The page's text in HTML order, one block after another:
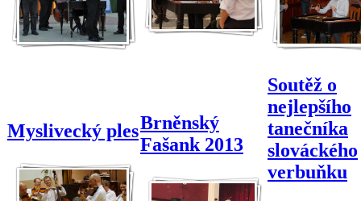
Myslivecký plesBrněnský
Fašank 2013
Soutěž o
nejlepšího
tanečníka
slováckého
verbuňku